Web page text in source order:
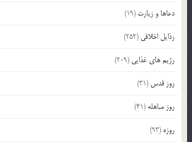
دعاها و زیارت (19)
رذایل اخلاقی (252)
رژیم های غذایی (209)
روز قدس (31)
روز مباهله (41)
روزه (93)